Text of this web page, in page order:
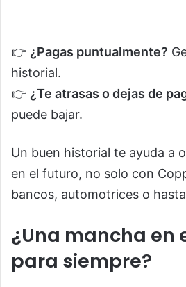
👉 ¿Pagas puntualmente?
historial.
👉 ¿Te atrasas o dejas de
puede bajar.
Un buen historial te ayuda a
en el futuro, no solo con
bancos, automotrices o
¿Una mancha en
para siempre?